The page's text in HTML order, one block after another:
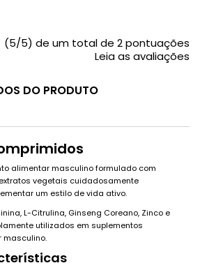
(5/5) de um total de 2 pontuações
Leia as avaliações
DO PRODUTO
alimentar masculino formulado com
vegetais cuidadosamente
um estilo de vida ativo.
L-Citrulina, Ginseng Coreano, Zinco e
utilizados em suplementos
masculino.